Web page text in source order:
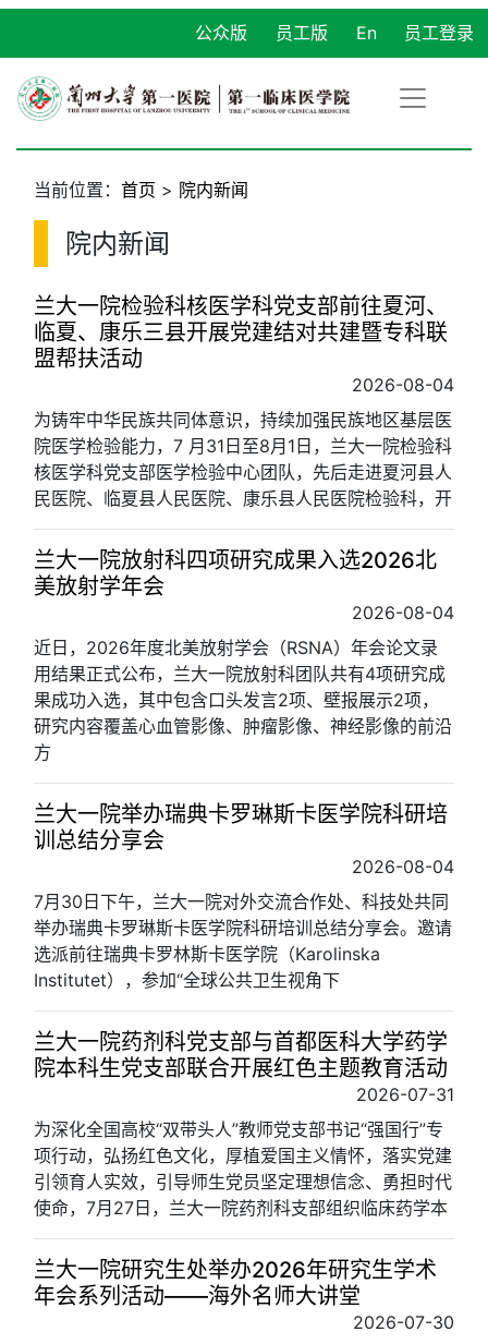
员工登录
En
员工版
公众版
当前位置： 首页 > 院内新闻
院内新闻
兰大一院检验科核医学科党支部前往夏河、
临夏、康乐三县开展党建结对共建暨专科联
盟帮扶活动
2026-08-04
为铸牢中华民族共同体意识，持续加强民族地区基层医
院医学检验能力，7 月31日至8月1日，兰大一院检验科
核医学科党支部医学检验中心团队，先后走进夏河县人
民医院、临夏县人民医院、康乐县人民医院检验科，开
兰大一院放射科四项研究成果入选2026北
美放射学年会
2026-08-04
近日，2026年度北美放射学会（RSNA）年会论文录
用结果正式公布，兰大一院放射科团队共有4项研究成
果成功入选，其中包含口头发言2项、壁报展示2项，
研究内容覆盖心血管影像、肿瘤影像、神经影像的前沿
方
兰大一院举办瑞典卡罗琳斯卡医学院科研培
训总结分享会
2026-08-04
7月30日下午，兰大一院对外交流合作处、科技处共同
举办瑞典卡罗琳斯卡医学院科研培训总结分享会。邀请
选派前往瑞典卡罗林斯卡医学院（Karolinska
Institutet），参加“全球公共卫生视角下
兰大一院药剂科党支部与首都医科大学药学
院本科生党支部联合开展红色主题教育活动
2026-07-31
为深化全国高校“双带头人”教师党支部书记“强国行”专
项行动，弘扬红色文化，厚植爱国主义情怀，落实党建
引领育人实效，引导师生党员坚定理想信念、勇担时代
使命，7月27日，兰大一院药剂科支部组织临床药学本
兰大一院研究生处举办2026年研究生学术
年会系列活动——海外名师大讲堂
2026-07-30